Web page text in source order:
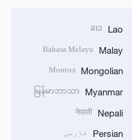
Lao
ລາວ
Malay
Bahasa Melayu
Mongolian
Монгол
Myanmar
မြန်မာဘာသာ
Nepali
नेपाली
Persian فارسی